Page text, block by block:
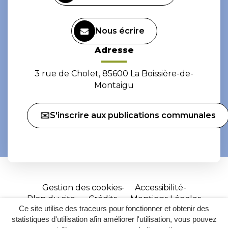
Ce site utilise des traceurs pour fonctionner et obtenir des
statistiques d'utilisation afin améliorer l'utilisation, vous pouvez
Nous écrire
Adresse
3 rue de Cholet, 85600 La Boissière-de-
Montaigu
✉️S'inscrire aux publications communales
Gestion des cookies
Accessibilité
Plan du site
Crédits
Mentions Légales
Site